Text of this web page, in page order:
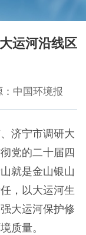
运河沿线区
：中国环境报
济宁市调研大
党的二十届四
就是金山银山
，以大运河生
大运河保护修
质量。